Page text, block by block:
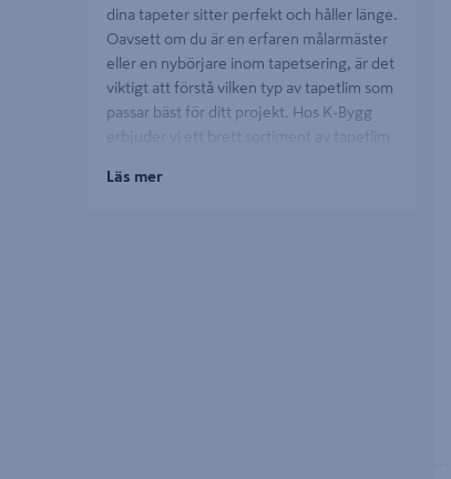
dina tapeter sitter perfekt och håller länge.
Oavsett om du är en erfaren målarmäster
eller en nybörjare inom tapetsering, är det
viktigt att förstå vilken typ av tapetlim som
passar bäst för ditt projekt. Hos K-Bygg
och underlag.
Läs mer